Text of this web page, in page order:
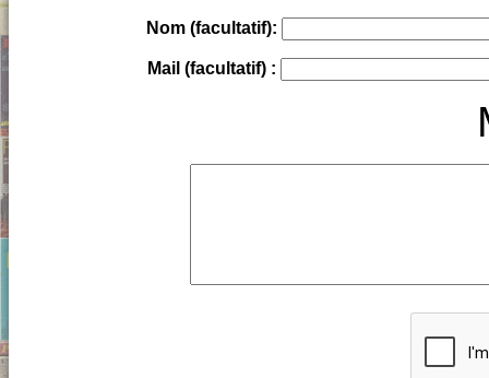
Nom (facultatif):
Mail (facultatif) :